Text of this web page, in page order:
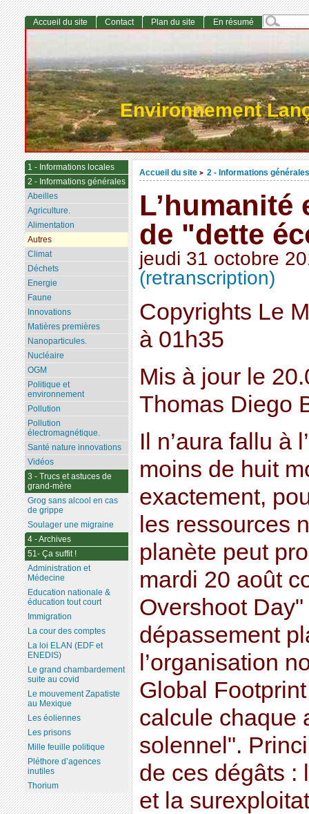
Environnement
Accueil du site > 2 - Informations générales
L’humanité
de "dette
jeudi 31 octobre
(retranscription)
Copyrights Le
à 01h35
Mis à jour le
Thomas Diego
Il n’aura fallu à
moins de huit
exactement,
les ressources
planète peut
mardi 20 août
Overshoot
dépassement
l’organisation
Global
calcule chaque
solennel".
de ces dégâts :
et la
Accueil du site Contact Plan du site En résumé
1 - Informations locales
2 - Informations générales
Abeilles
Agriculture.
Alimentation
Autres
Climat
Déchets
Energie
Faune
Innovations
Matières premières
Nanoparticules.
Nucléaire
OGM
Politique et
environnement
Pollution
Pollution
électromagnétique.
Santé nature innovations
Vidéos
3 - Trucs et astuces de
grand-mère
Grog sans alcool en cas
de grippe
Soulager une migraine
4 - Archives
51- Ça suffit !
Administration et
Médecine
Education nationale &
éducation tout court
Immigration
La cour des comptes
La loi ELAN (EDF et
ENEDIS)
Le grand chambardement
suite au covid
Le mouvement Zapatiste
au Mexique
Les éoliennes
Les prisons
Mille feuille politique
Pléthore d’agences
inutiles
Thorium